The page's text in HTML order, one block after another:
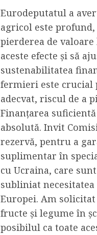
Eurodeputatul a
agricol este
pierderea de
aceste efecte și să
sustenabilitatea
fermieri este
adecvat, riscul de a
Finanțarea
absolută. Invit
rezervă, pentru a
suplimentar în
cu Ucraina, care
subliniat
Europei. Am
fructe și legume în
posibilul ca toate
4 min read
La zi
Razboiul
fatala
Mijlociu?
ALEXANDRU S.